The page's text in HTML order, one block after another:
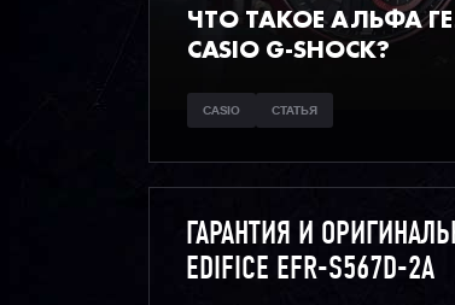
ЧТО ТАКОЕ АЛЬФА
CASIO G-SHOCK?
CASIO СТАТЬЯ
ГАРАНТИЯ И
EDIFICE EFR-S567D-2A